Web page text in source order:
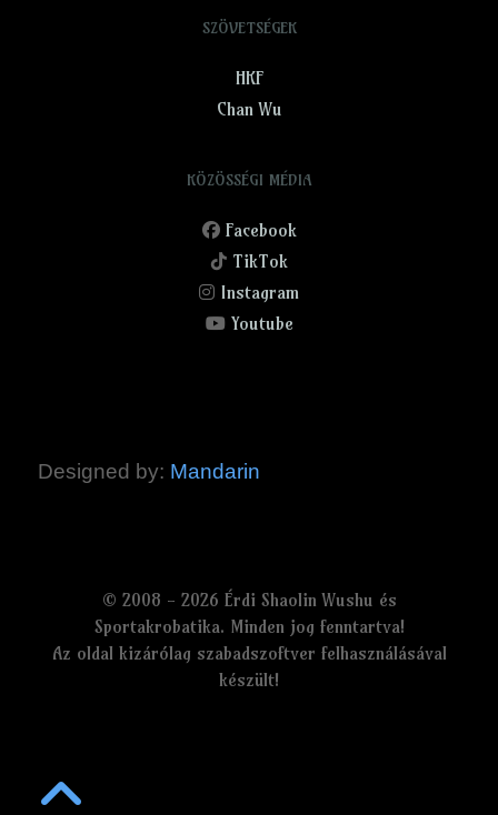
SZÖVETSÉGEK
HKF
Chan Wu
KÖZÖSSÉGI MÉDIA
Facebook
TikTok
Instagram
Youtube
Designed by: Mandarin
© 2008 - 2026 Érdi Shaolin Wushu és
Sportakrobatika. Minden jog fenntartva!
Az oldal kizárólag szabadszoftver felhasználásával
készült!